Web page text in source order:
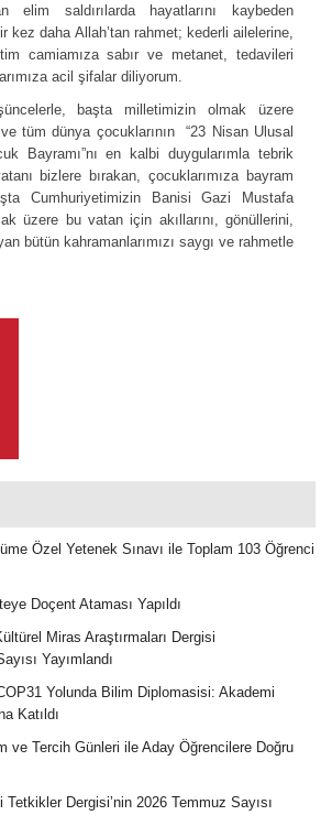
elim saldırılarda hayatlarını kaybeden
kez daha Allah’tan rahmet; kederli ailelerine,
camiamıza sabır ve metanet, tedavileri
acil şifalar diliyorum.
başta milletimizin olmak üzere
tüm dünya çocuklarının “23 Nisan Ulusal
Bayramı”nı en kalbi duygularımla tebrik
bizlere bırakan, çocuklarımıza bayram
Cumhuriyetimizin Banisi Gazi Mustafa
üzere bu vatan için akıllarını, gönüllerini,
bütün kahramanlarımızı saygı ve rahmetle
Özel Yetenek Sınavı ile Toplam 103 Öğrenci
Doçent Ataması Yapıldı
Miras Araştırmaları Dergisi
Yayımlandı
Yolunda Bilim Diplomasisi: Akademi
Katıldı
ve Tercih Günleri ile Aday Öğrencilere Doğru
Tetkikler Dergisi’nin 2026 Temmuz Sayısı